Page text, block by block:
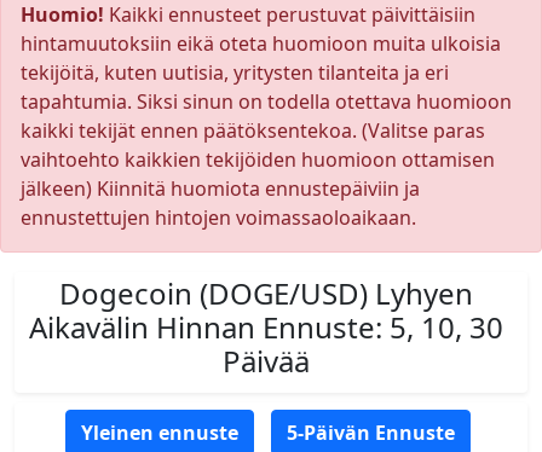
Huomio! Kaikki ennusteet perustuvat päivittäisiin
hintamuutoksiin eikä oteta huomioon muita ulkoisia
tekijöitä, kuten uutisia, yritysten tilanteita ja eri
tapahtumia. Siksi sinun on todella otettava huomioon
kaikki tekijät ennen päätöksentekoa. (Valitse paras
vaihtoehto kaikkien tekijöiden huomioon ottamisen
jälkeen) Kiinnitä huomiota ennustepäiviin ja
ennustettujen hintojen voimassaoloaikaan.
Dogecoin (DOGE/USD) Lyhyen
Aikavälin Hinnan Ennuste: 5, 10, 30
Päivää
Yleinen ennuste
5-Päivän Ennuste